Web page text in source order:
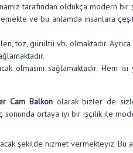
tarafından oldukça modern bir
ve bu anlamda insanlara
gürültü vb. olmaktadır.
olmasını sağlamaktadır. Hem
Cam Balkon olarak bizler de
ortaya iyi bir işçilik ile
şekilde hizmet vermekteyiz. Bu